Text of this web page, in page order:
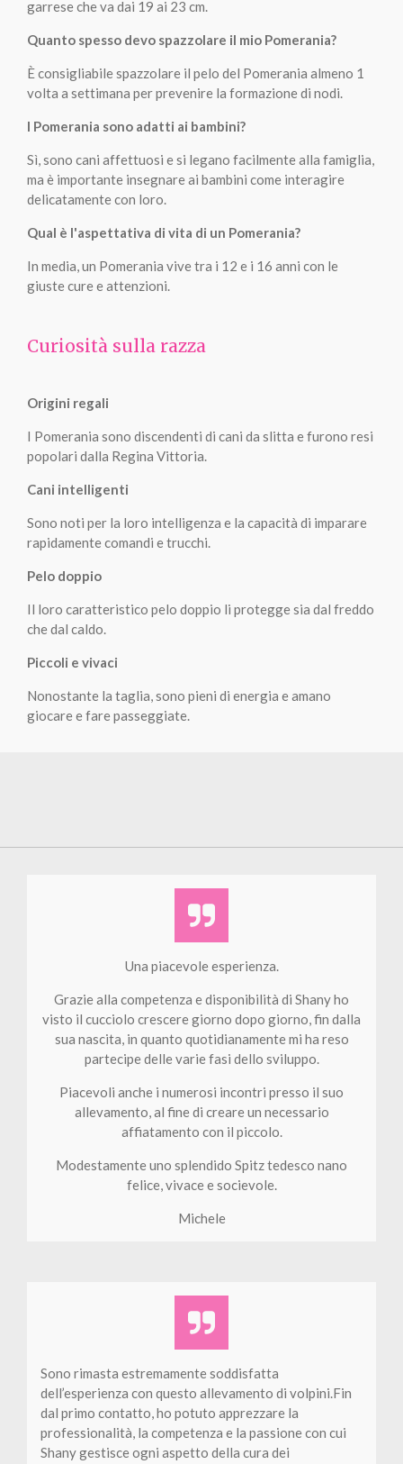
garrese che va dai 19 ai 23 cm.
Quanto spesso devo spazzolare il mio Pomerania?
È consigliabile spazzolare il pelo del Pomerania almeno 1
volta a settimana per prevenire la formazione di nodi.
I Pomerania sono adatti ai bambini?
Sì, sono cani affettuosi e si legano facilmente alla famiglia,
ma è importante insegnare ai bambini come interagire
delicatamente con loro.
Qual è l'aspettativa di vita di un Pomerania?
In media, un Pomerania vive tra i 12 e i 16 anni con le
giuste cure e attenzioni.
Curiosità sulla razza
Origini regali
I Pomerania sono discendenti di cani da slitta e furono resi
popolari dalla Regina Vittoria.
Cani intelligenti
Sono noti per la loro intelligenza e la capacità di imparare
rapidamente comandi e trucchi.
Pelo doppio
Il loro caratteristico pelo doppio li protegge sia dal freddo
che dal caldo.
Piccoli e vivaci
Nonostante la taglia, sono pieni di energia e amano
giocare e fare passeggiate.
Una piacevole esperienza.
Grazie alla competenza e disponibilità di Shany ho
visto il cucciolo crescere giorno dopo giorno, fin dalla
sua nascita, in quanto quotidianamente mi ha reso
partecipe delle varie fasi dello sviluppo.
Piacevoli anche i numerosi incontri presso il suo
allevamento, al fine di creare un necessario
affiatamento con il piccolo.
Modestamente uno splendido Spitz tedesco nano
felice, vivace e socievole.
Michele
Sono rimasta estremamente soddisfatta
dell’esperienza con questo allevamento di volpini.Fin
dal primo contatto, ho potuto apprezzare la
professionalità, la competenza e la passione con cui
Shany gestisce ogni aspetto della cura dei